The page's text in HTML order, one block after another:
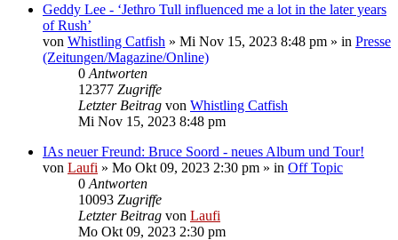
Geddy Lee - ‘Jethro Tull influenced me a lot in the later years
of Rush’
von Whistling Catfish » Mi Nov 15, 2023 8:48 pm » in Presse
(Zeitungen/Magazine/Online)
0 Antworten
12377 Zugriffe
Letzter Beitrag von Whistling Catfish
Mi Nov 15, 2023 8:48 pm
IAs neuer Freund: Bruce Soord - neues Album und Tour!
von Laufi » Mo Okt 09, 2023 2:30 pm » in Off Topic
0 Antworten
10093 Zugriffe
Letzter Beitrag von Laufi
Mo Okt 09, 2023 2:30 pm